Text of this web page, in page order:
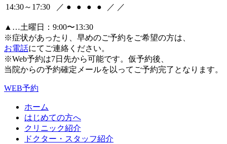
14:30～17:30
／ ● ● ● ● ／ ／
▲…土曜日：9:00〜13:30
※症状があったり、早めのご予約をご希望の方は、
お電話にてご連絡ください。
※Web予約は7日先から可能です。仮予約後、
当院からの予約確定メールを以ってご予約完了となります。
WEB予約
ホーム
はじめての方へ
クリニック紹介
ドクター・スタッフ紹介